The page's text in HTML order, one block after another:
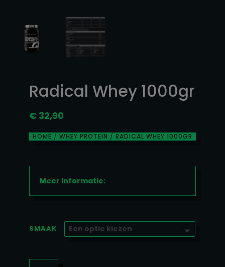
Radical Whey 1000gr
€ 32,90
HOME / WHEY PROTEIN / RADICAL WHEY 1000GR
Meer informatie:
SMAAK